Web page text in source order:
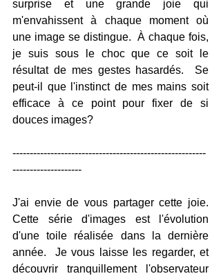
surprise et une grande joie qui
m'envahissent à chaque moment où
une image se distingue.  À chaque fois,
je suis sous le choc que ce soit le
résultat de mes gestes hasardés.  Se
peut-il que l'instinct de mes mains soit
efficace à ce point pour fixer de si
douces images?
--------------------------------------------------------
--------------------
J'ai envie de vous partager cette joie.
Cette série d'images est l'évolution
d'une toile réalisée dans la dernière
année.  Je vous laisse les regarder, et
découvrir tranquillement l'observateur